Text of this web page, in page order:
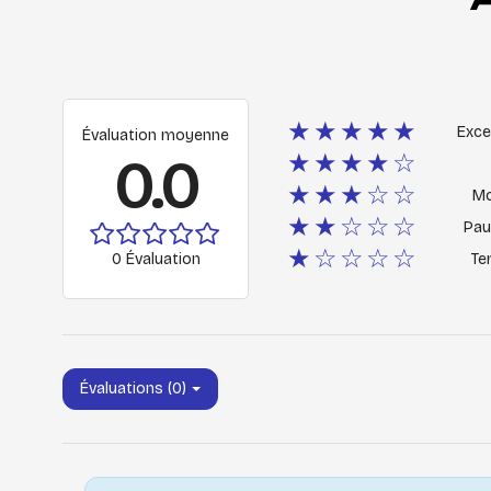
Évaluation moyenne
0.0
0 Évaluation
★★★★★
★★★★☆
★★★☆☆
★★☆☆☆
★☆☆☆☆
Évaluations (0)